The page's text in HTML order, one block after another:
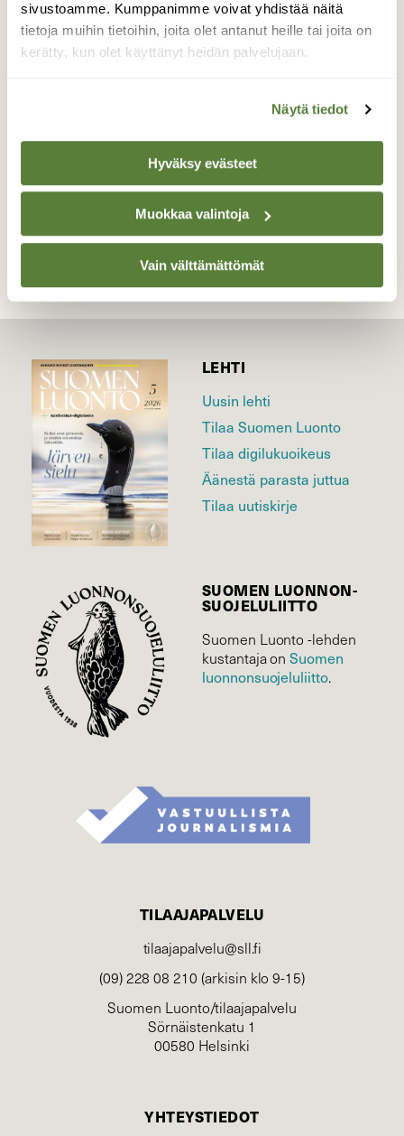
sivustoamme. Kumppanimme voivat yhdistää näitä
tietoja muihin tietoihin, joita olet antanut heille tai joita on
kerätty, kun olet käyttänyt heidän palvelujaan.
Näytä tiedot
Hyväksy evästeet
Muokkaa valintoja
Vain välttämättömät
Orava ruuanhakureissullaan
torniolaisennrivitalon takapihalla. Kanervan
seassa on siemeniä, sillä se on juuri lintujen
Valokuvaaja: Pirkko Siukonen, Tornio 24.11.2018
LEHTI
Uusin lehti
Tilaa Suomen Luonto
Tilaa digilukuoikeus
Äänestä parasta juttua
Tilaa uutiskirje
SUOMEN LUONNON­
SUOJELU­LIITTO
Suomen Luonto -lehden
kustantaja onSuomen
luonnonsuojelu­liitto.
TILAAJAPALVELU
tilaajapalvelu@sll.fi
(09) 228 08 210 (arkisin klo 9-15)
Suomen Luonto/tilaajapalvelu
Sörnäistenkatu 1
00580 Helsinki
YHTEYSTIEDOT